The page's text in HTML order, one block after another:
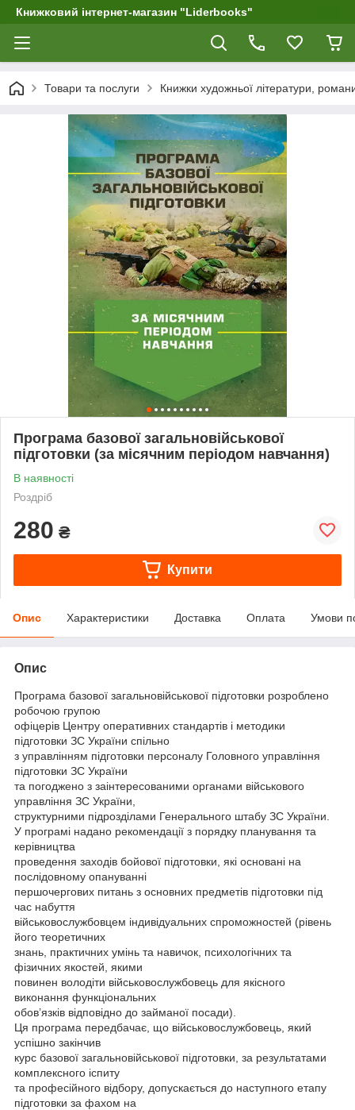
Книжковий інтернет-магазин "Liderbooks"
Товари та послуги Книжки художньої літератури,
Програма базової загальновійськової
підготовки (за місячним періодом навчання)
В наявності
Роздріб
280 ₴
Купити
Опис Характеристики Доставка Оплата Умови
Опис
Програма базової загальновійськової підготовки розроблено
робочою групою
офіцерів Центру оперативних стандартів і методики
підготовки ЗС України спільно
з управлінням підготовки персоналу Головного управління
підготовки ЗС України
та погоджено з заінтересованими органами військового
управління ЗС України,
структурними підрозділами Генерального штабу ЗС України.
У програмі надано рекомендації з порядку планування та
керівництва
проведення заходів бойової підготовки, які основані на
послідовному опануванні
першочергових питань з основних предметів підготовки під
час набуття
військовослужбовцем індивідуальних спроможностей (рівень
його теоретичних
знань, практичних умінь та навичок, психологічних та
фізичних якостей, якими
повинен володіти військовослужбовець для якісного
виконання функціональних
обов’язків відповідно до займаної посади).
Ця програма передбачає, що військовослужбовець, який
успішно закінчив
курс базової загальновійськової підготовки, за результатами
комплексного іспиту
та професійного відбору, допускається до наступного етапу
підготовки за фахом на